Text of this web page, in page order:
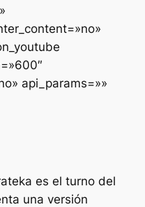
api_params=»»
es el turno del
una versión